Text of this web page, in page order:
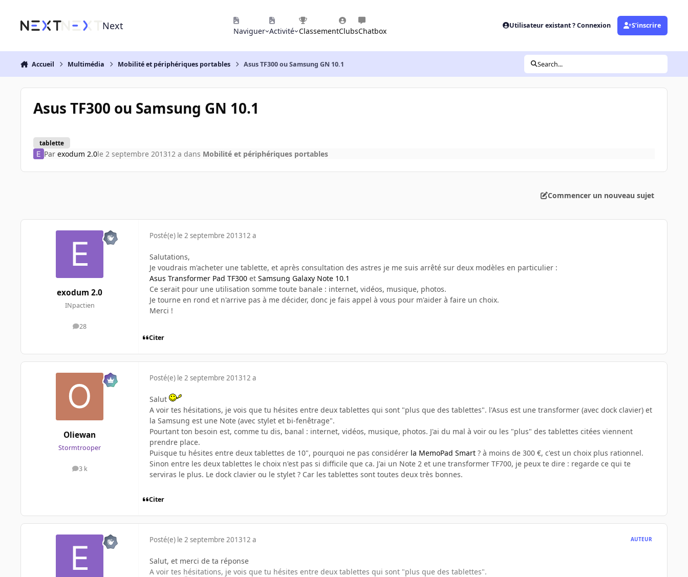
Next Naviguer Activité ClassementClubsChatbox
Utilisateur existant ? Connexion S’inscrire
Accueil Multimédia Mobilité et périphériques portables Asus TF300 ou Samsung GN 10.1 Search...
Asus TF300 ou Samsung GN 10.1
tablette
Par exodum 2.0le 2 septembre 201312 a dans Mobilité et périphériques portables
Commencer un nouveau sujet
exodum 2.0
INpactien
28
messages
Posté(e) le 2 septembre 201312 a
Salutations,
Je voudrais m'acheter une tablette, et après consultation des astres je me suis arrêté sur deux modèles en particulier :
Asus Transformer Pad TF300 et Samsung Galaxy Note 10.1
Ce serait pour une utilisation somme toute banale : internet, vidéos, musique, photos.
Je tourne en rond et n'arrive pas à me décider, donc je fais appel à vous pour m'aider à faire un choix.
Merci !
Citer
Oliewan
Stormtrooper
3 k
messages
Posté(e) le 2 septembre 201312 a
Salut
A voir tes hésitations, je vois que tu hésites entre deux tablettes qui sont "plus que des tablettes". l'Asus est une transformer (avec dock clavier) et
la Samsung est une Note (avec stylet et bi-fenêtrage".
Pourtant ton besoin est, comme tu dis, banal : internet, vidéos, musique, photos. J'ai du mal à voir ou les "plus" des tablettes citées viennent
prendre place.
Puisque tu hésites entre deux tablettes de 10", pourquoi ne pas considérer la MemoPad Smart ? à moins de 300 €, c'est un choix plus rationnel.
Sinon entre les deux tablettes le choix n'est pas si difficile que ca. J'ai un Note 2 et une transformer TF700, je peux te dire : regarde ce qui te
serviras le plus. Le dock clavier ou le stylet ? Car les tablettes sont toutes deux très bonnes.
Citer
Posté(e) le 2 septembre 201312 a AUTEUR
Salut, et merci de ta réponse
A voir tes hésitations, je vois que tu hésites entre deux tablettes qui sont "plus que des tablettes".